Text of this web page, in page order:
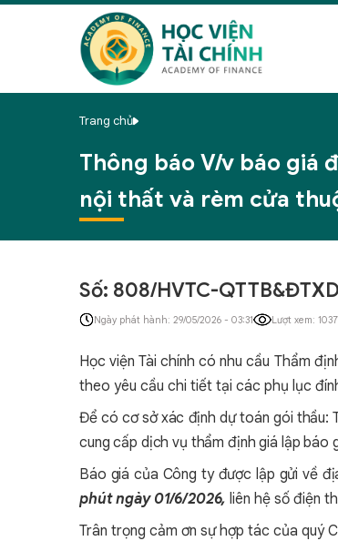
Trang chủ
Thông báo V/v báo giá
nội thất và rèm cửa
Số: 808/HVTC-
Ngày phát hành: 29/05/2026 - 03:31 Lượt xem: 1037
Học viện Tài chính có nhu cầu Thẩm
theo yêu cầu chi tiết tại các phụ lục
Để có cơ sở xác định dự toán gói thầu:
cung cấp dịch vụ thẩm định giá lập báo
Báo giá của Công ty được lập gửi về
phút ngày 01/6/2026, liên hệ số điện
Trân trọng cảm ơn sự hợp tác của quý